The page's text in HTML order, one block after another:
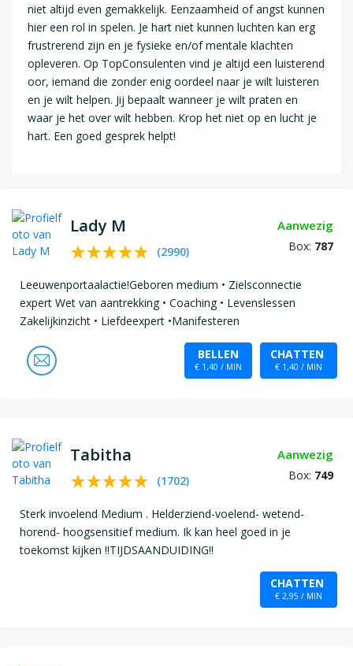
niet altijd even gemakkelijk. Eenzaamheid of angst kunnen
hier een rol in spelen. Je hart niet kunnen luchten kan erg
frustrerend zijn en je fysieke en/of mentale klachten
opleveren. Op TopConsulenten vind je altijd een luisterend
oor, iemand die zonder enig oordeel naar je wilt luisteren
en je wilt helpen. Jij bepaalt wanneer je wilt praten en
waar je het over wilt hebben. Krop het niet op en lucht je
hart. Een goed gesprek helpt!
Lady M
(2990)
Aanwezig
Box: 787
Leeuwenportaalactie!Geboren medium • Zielsconnectie
expert Wet van aantrekking • Coaching • Levenslessen
Zakelijkinzicht • Liefdeexpert •Manifesteren
BELLEN
€ 1,40 / MIN
CHATTEN
€ 1,40 / MIN
Tabitha
(1702)
Aanwezig
Box: 749
Sterk invoelend Medium . Helderziend-voelend- wetend-
horend- hoogsensitief medium. Ik kan heel goed in je
toekomst kijken !!TIJDSAANDUIDING!!
CHATTEN
€ 2,95 / MIN